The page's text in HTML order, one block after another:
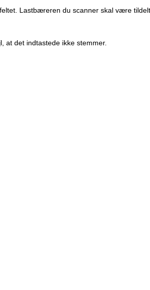
Lastbæreren du scanner skal være tildelt
at det indtastede ikke stemmer.